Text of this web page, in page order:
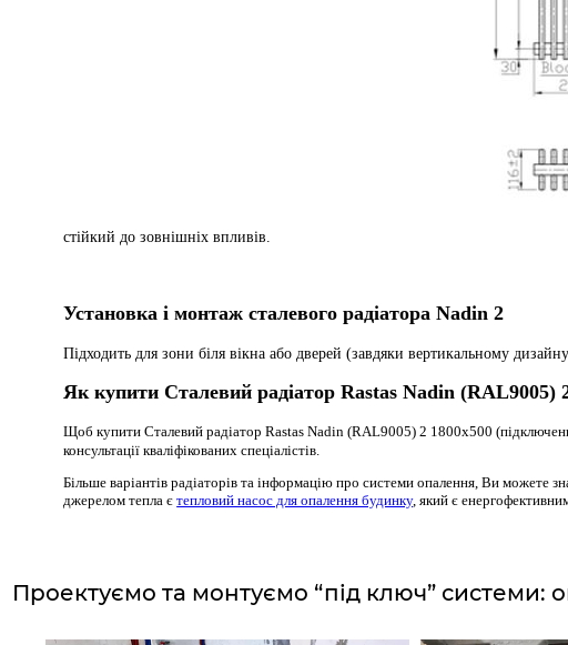
стійкий до зовнішніх впливів.
Установка і монтаж сталевого радіатора Nadin 2
Підходить для зони біля вікна або дверей (завдяки вертикальному
Як купити Сталевий радіатор Rastas Nadin (RAL9005)
Щоб купити Сталевий радіатор Rastas Nadin (RAL9005) 2 1800x500
консультації кваліфікованих спеціалістів.
Більше варіантів радіаторів та інформацію про системи опалення, Ви можете
джерелом тепла єтепловий насос для опалення будинку, який є
Проектуємо та монтуємо “під ключ” системи: